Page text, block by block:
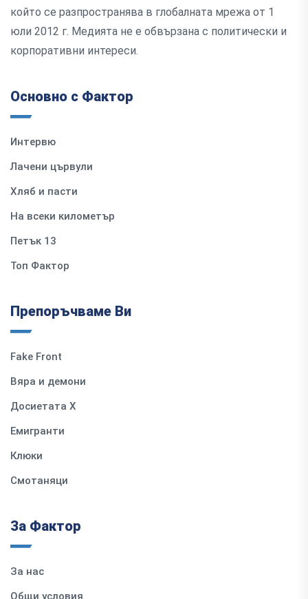
който се разпространява в глобалната мрежа от 1
юли 2012 г. Медията не е обвързана с политически и
корпоративни интереси.
Основно с Фактор
Интервю
Лачени цървули
Хляб и пасти
На всеки километър
Петък 13
Топ Фактор
Препоръчваме Ви
Fake Front
Вяра и демони
Досиетата Х
Емигранти
Клюки
Смотаняци
За Фактор
За нас
Общи условия